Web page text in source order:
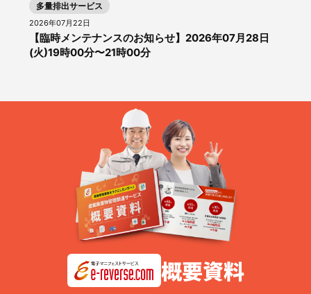
多量排出サービス
2026年07月22日
【臨時メンテナンスのお知らせ】2026年07月28日
(火)19時00分〜21時00分
概要資料